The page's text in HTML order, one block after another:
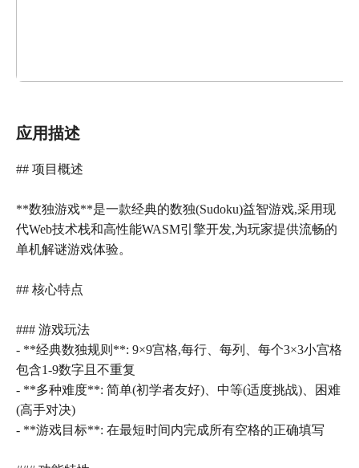
应用描述
## 项目概述
**数独游戏**是一款经典的数独(Sudoku)益智游戏,采用现
代Web技术栈和高性能WASM引擎开发,为玩家提供流畅的
单机解谜游戏体验。
## 核心特点
### 游戏玩法
- **经典数独规则**: 9×9宫格,每行、每列、每个3×3小宫格
包含1-9数字且不重复
- **多种难度**: 简单(初学者友好)、中等(适度挑战)、困难
(高手对决)
- **游戏目标**: 在最短时间内完成所有空格的正确填写